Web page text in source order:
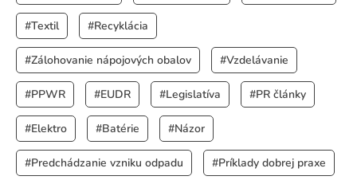
OZV NATUR-PACK v médiách
Kalendár aktivít
Vedenie
O spoločnosti NATUR-PACK plus
#Textil #Recyklácia
#Zálohovanie nápojových obalov #Vzdelávanie
#PPWR #EUDR #Legislatíva #PR články
#Elektro #Batérie #Názor
#Predchádzanie vzniku odpadu #Príklady dobrej praxe